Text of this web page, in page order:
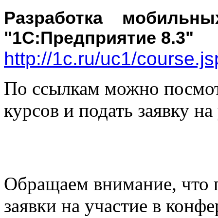
Разработка
"1С:Предприятие 8.3"
http://1c.ru/uc1/
По ссылкам можно
курсов и подать заявку
Обращаем внимание, что
заявки на участие в